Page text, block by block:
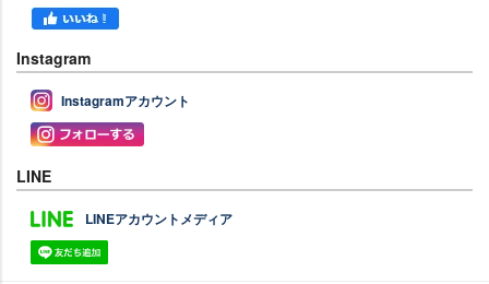
Instagram
Instagramアカウント
LINE
LINEアカウントメディア